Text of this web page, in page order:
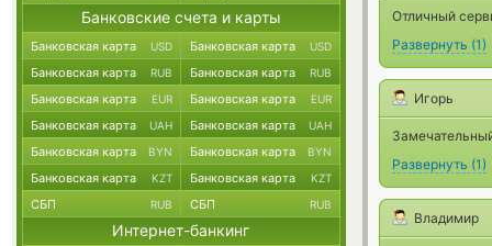
Отличный
Развернуть (1)
Игорь
Развернуть (1)
Владимир
Банковские счета и карты
Банковская карта USD Банковская карта USD
Банковская карта RUB Банковская карта RUB
Банковская карта EUR Банковская карта EUR
Банковская карта UAH Банковская карта UAH
Банковская карта BYN Банковская карта BYN
Банковская карта KZT Банковская карта KZT
СБП RUB СБП RUB
Интернет-банкинг